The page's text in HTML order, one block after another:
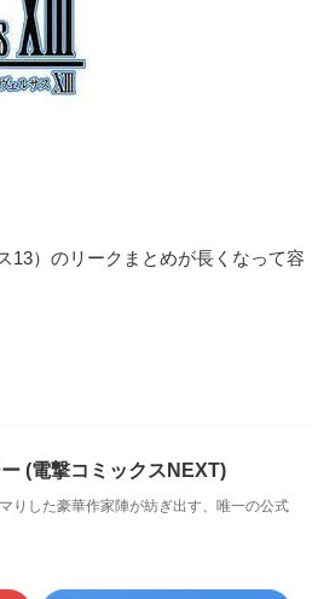
13）のリークまとめが長くなって容
(電撃コミックスNEXT)
した豪華作家陣が紡ぎ出す、唯一の公式